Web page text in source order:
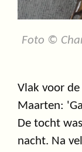
Foto ©
Vlak voor
Maarten:
De tocht
nacht. Na